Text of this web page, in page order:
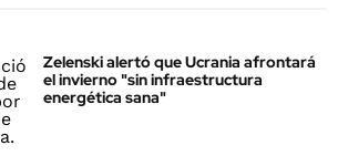
Zelenski alertó que Ucrania afrontará
el invierno "sin infraestructura
energética sana"